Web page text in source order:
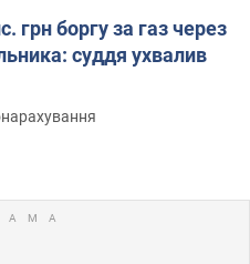
грн боргу за газ через
суддя ухвалив